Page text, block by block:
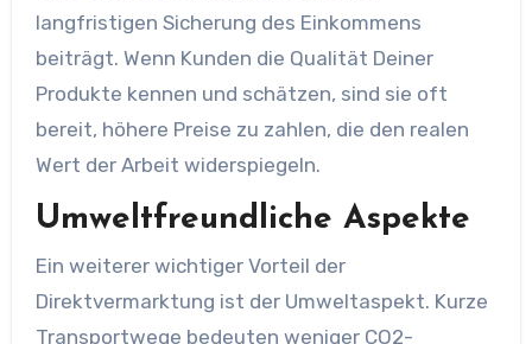
langfristigen Sicherung des Einkommens
beiträgt. Wenn Kunden die Qualität Deiner
Produkte kennen und schätzen, sind sie oft
bereit, höhere Preise zu zahlen, die den realen
Wert der Arbeit widerspiegeln.
Umweltfreundliche Aspekte
Ein weiterer wichtiger Vorteil der
Direktvermarktung ist der Umweltaspekt. Kurze
Transportwege bedeuten weniger CO2-